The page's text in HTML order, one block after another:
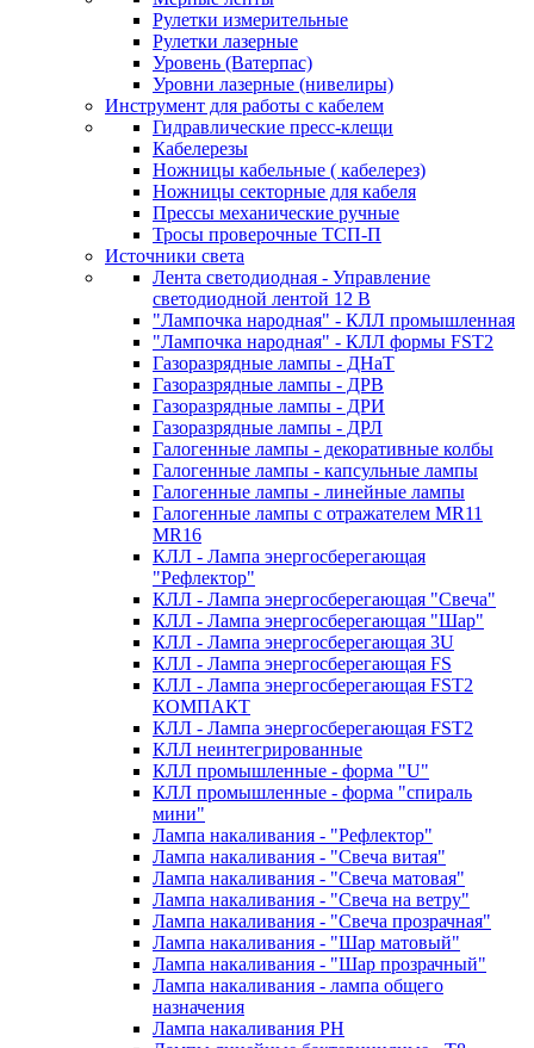
Рулетки измерительные
Рулетки лазерные
Уровень (Ватерпас)
Уровни лазерные (нивелиры)
Инструмент для работы с кабелем
Гидравлические пресс-клещи
Кабелерезы
Ножницы кабельные ( кабелерез)
Ножницы секторные для кабеля
Прессы механические ручные
Тросы проверочные ТСП-П
Источники света
Лента светодиодная - Управление
светодиодной лентой 12 В
"Лампочка народная" - КЛЛ промышленная
"Лампочка народная" - КЛЛ формы FST2
Газоразрядные лампы - ДНаТ
Газоразрядные лампы - ДРВ
Газоразрядные лампы - ДРИ
Газоразрядные лампы - ДРЛ
Галогенные лампы - декоративные колбы
Галогенные лампы - капсульные лампы
Галогенные лампы - линейные лампы
Галогенные лампы с отражателем MR11
MR16
КЛЛ - Лампа энергосберегающая
"Рефлектор"
КЛЛ - Лампа энергосберегающая "Свеча"
КЛЛ - Лампа энергосберегающая "Шар"
КЛЛ - Лампа энергосберегающая 3U
КЛЛ - Лампа энергосберегающая FS
КЛЛ - Лампа энергосберегающая FST2
КОМПАКТ
КЛЛ - Лампа энергосберегающая FSТ2
КЛЛ неинтегрированные
КЛЛ промышленные - форма "U"
КЛЛ промышленные - форма "спираль
мини"
Лампа накаливания - "Рефлектор"
Лампа накаливания - "Свеча витая"
Лампа накаливания - "Свеча матовая"
Лампа накаливания - "Свеча на ветру"
Лампа накаливания - "Свеча прозрачная"
Лампа накаливания - "Шар матовый"
Лампа накаливания - "Шар прозрачный"
Лампа накаливания - лампа общего
назначения
Лампа накаливания РН